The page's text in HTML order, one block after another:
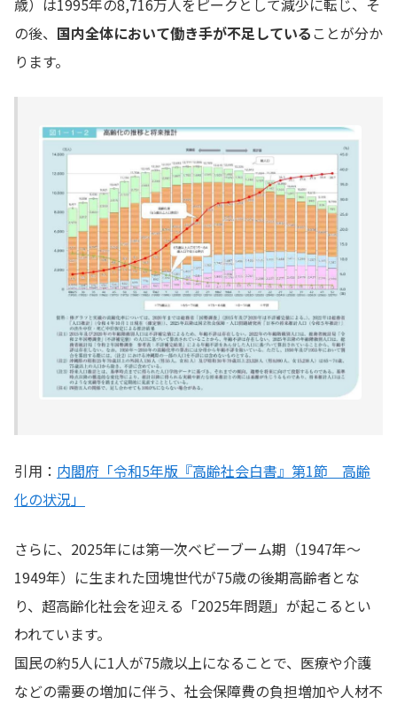
の後、 国内全体において働き手が不足している ことが分か
ります。
引用： 内閣府「令和5年版『高齢社会白書』第1節 高齢
化の状況」
さらに、2025年には第一次ベビーブーム期（1947年〜
1949年）に生まれた団塊世代が75歳の後期高齢者とな
り、超高齢化社会を迎える「2025年問題」が起こるとい
われています。
国民の約5人に1人が75歳以上になることで、医療や介護
などの需要の増加に伴う、社会保障費の負担増加や人材不